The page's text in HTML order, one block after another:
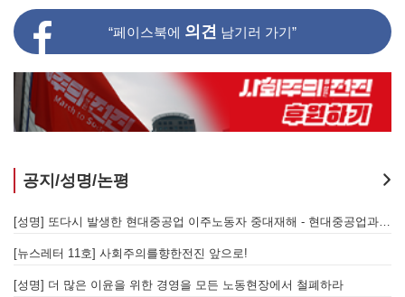
“페이스북에 의견 남기러 가기”
공지/성명/논평
[성명] 또다시 발생한 현대중공업 이주노동자 중대재해 - 현대중공업과 한국 정부, 우즈베키스탄 노동청을 규탄한다
전진 앞으로!
모든 노동현장에서 철폐하라